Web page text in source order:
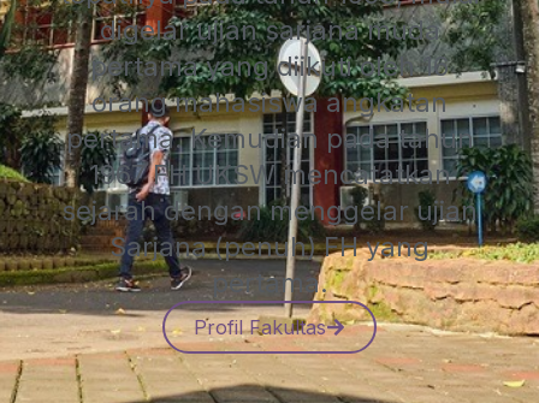
digelar ujian sarjana muda
pertama yang diikuti oleh 16
orang mahasiswa angkatan
pertama. Kemudian pada tahun
1967 FH UKSW mencatatkan
sejarah dengan menggelar ujian
Sarjana (penuh) FH yang
pertama.
Profil Fakultas